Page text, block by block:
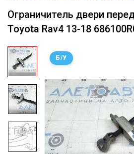
Ограничитель двери
Toyota Rav4 13-18
Б/У